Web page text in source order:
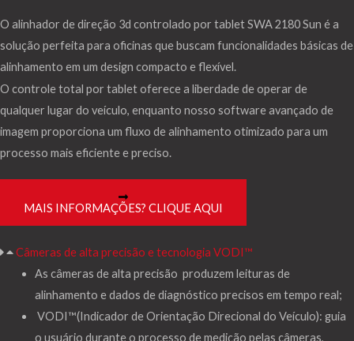
O alinhador de direção 3d controlado por tablet SWA 2180 Sun é a
solução perfeita para oficinas que buscam funcionalidades básicas de
alinhamento em um design compacto e flexível.
O controle total por tablet oferece a liberdade de operar de
qualquer lugar do veículo, enquanto nosso software avançado de
imagem proporciona um fluxo de alinhamento otimizado para um
processo mais eficiente e preciso.
MAIS INFORMAÇÕES? CLIQUE AQUI
Câmeras de alta precisão e tecnologia VODI™
As câmeras de alta precisão produzem leituras de
alinhamento e dados de diagnóstico precisos em tempo real;
VODI™(Indicador de Orientação Direcional do Veículo): guia
o usuário durante o processo de medição pelas câmeras,